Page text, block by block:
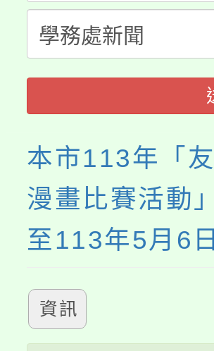
者。
會
115年食農教
本市113年「
漫畫比賽活動
至113年5月6日
資訊